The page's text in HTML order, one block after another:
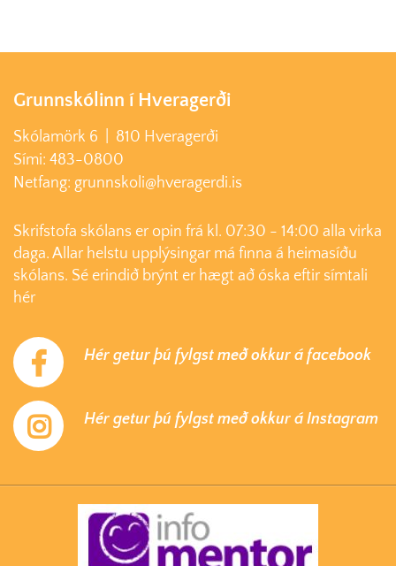
Grunnskólinn í Hveragerði
Skólamörk 6 | 810 Hveragerði
Sími: 483-0800
Netfang: grunnskoli@hveragerdi.is
Skrifstofa skólans er opin frá kl. 07:30 - 14:00 alla virka
daga. Allar helstu upplýsingar má finna á heimasíðu
skólans. Sé erindið brýnt er hægt að óska eftir símtali
hér
Hér getur þú fylgst með okkur á facebook
Hér getur þú fylgst með okkur á Instagram